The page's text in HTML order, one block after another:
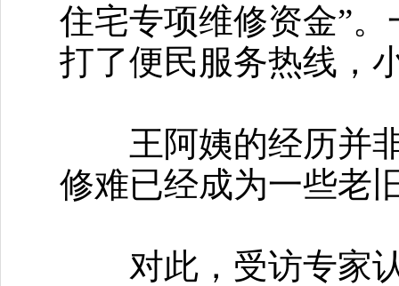
住宅专项维修资金”
打了便民服务热线，
王阿姨的经历并非
修难已经成为一些老
对此，受访专家认